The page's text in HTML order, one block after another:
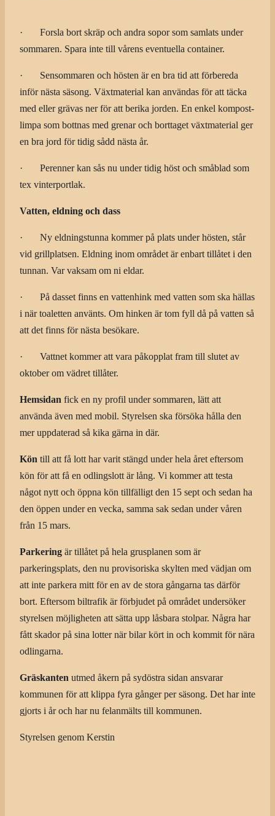
· Forsla bort skräp och andra sopor som samlats under
sommaren. Spara inte till vårens eventuella container.
· Sensommaren och hösten är en bra tid att förbereda
inför nästa säsong. Växtmaterial kan användas för att täcka
med eller grävas ner för att berika jorden. En enkel kompost-
limpa som bottnas med grenar och borttaget växtmaterial ger
en bra jord för tidig sådd nästa år.
· Perenner kan sås nu under tidig höst och småblad som
tex vinterportlak.
Vatten, eldning och dass
· Ny eldningstunna kommer på plats under hösten, står
vid grillplatsen. Eldning inom området är enbart tillåtet i den
tunnan. Var vaksam om ni eldar.
· På dasset finns en vattenhink med vatten som ska hällas
i när toaletten använts. Om hinken är tom fyll då på vatten så
att det finns för nästa besökare.
· Vattnet kommer att vara påkopplat fram till slutet av
oktober om vädret tillåter.
Hemsidan fick en ny profil under sommaren, lätt att
använda även med mobil. Styrelsen ska försöka hålla den
mer uppdaterad så kika gärna in där.
Kön till att få lott har varit stängd under hela året eftersom
kön för att få en odlingslott är lång. Vi kommer att testa
något nytt och öppna kön tillfälligt den 15 sept och sedan ha
den öppen under en vecka, samma sak sedan under våren
från 15 mars.
Parkering är tillåtet på hela grusplanen som är
parkeringsplats, den nu provisoriska skylten med vädjan om
att inte parkera mitt för en av de stora gångarna tas därför
bort. Eftersom biltrafik är förbjudet på området undersöker
styrelsen möjligheten att sätta upp låsbara stolpar. Några har
fått skador på sina lotter när bilar kört in och kommit för nära
odlingarna.
Gräskanten utmed åkern på sydöstra sidan ansvarar
kommunen för att klippa fyra gånger per säsong. Det har inte
gjorts i år och har nu felanmälts till kommunen.
Styrelsen genom Kerstin